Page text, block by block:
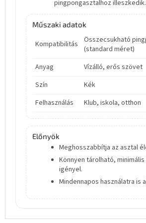
pingpongasztalhoz illeszkedik.
Műszaki adatok
Kompatibilitás
Összecsukható
(standard méret)
Anyag
Vízálló, erős szövet
Szín
Kék
Felhasználás
Klub, iskola, otthon
Előnyök
Meghosszabbítja az asztal
Könnyen tárolható,
igényel.
Mindennapos használatra is